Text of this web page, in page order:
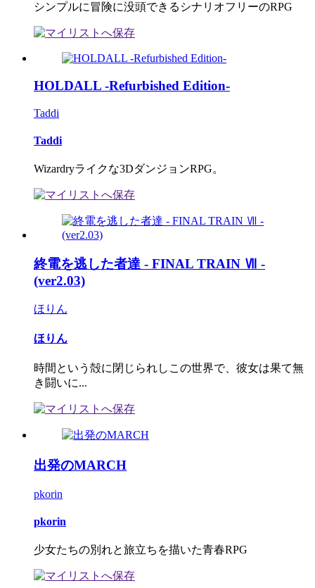
シンプルに冒険に没頭できるシナリオフリーのRPG
HOLDALL -Refurbished Edition-
Taddi
Taddi
Wizardryライクな3DダンジョンRPG。
終電を逃した者達 - FINAL TRAIN Ⅶ -
(ver2.03)
ほりん
ほりん
時間という殻に閉じられしこの世界で、彼女は果て無
き闘いに...
出発のMARCH
pkorin
pkorin
少女たちの別れと旅立ちを描いた青春RPG